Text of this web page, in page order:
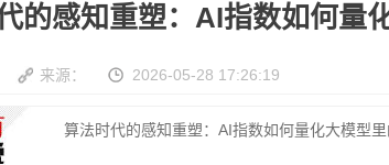
的感知重塑：AI指数如何量
来源： 2026-05-28 17:26:19
算法时代的感知重塑：AI指数如何量化大模型里